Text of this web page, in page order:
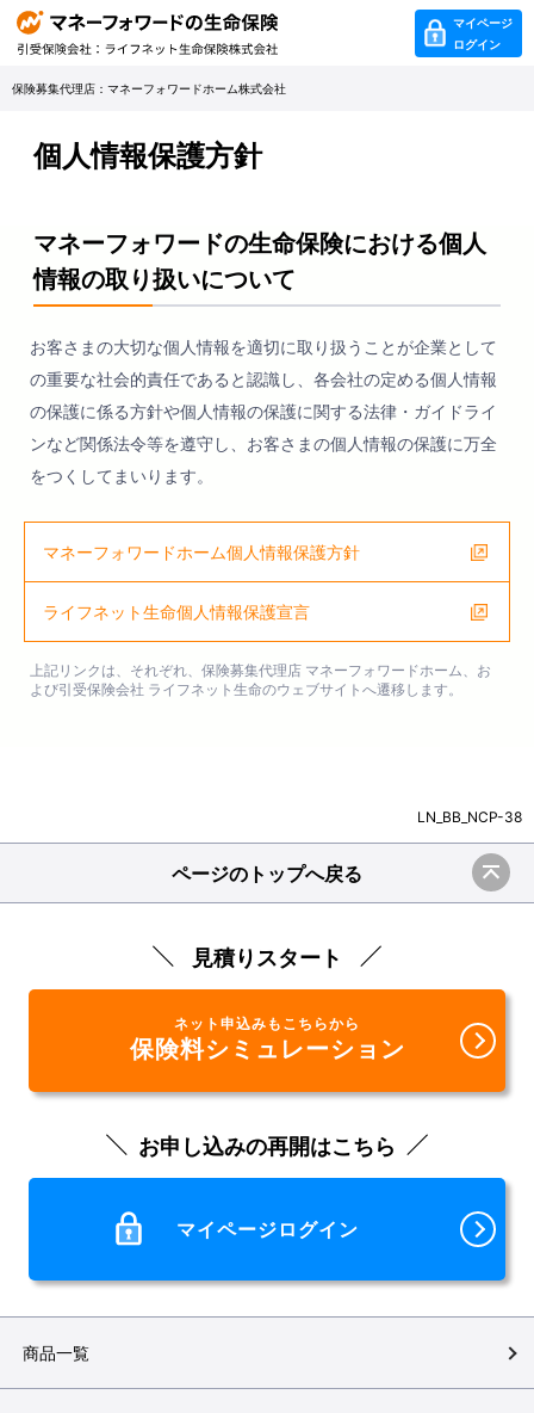
マイページ
ログイン
保険募集代理店：マネーフォワードホーム株式会社
個人情報保護方針
マネーフォワードの生命保険における個人
情報の取り扱いについて
お客さまの大切な個人情報を適切に取り扱うことが企業として
の重要な社会的責任であると認識し、各会社の定める個人情報
の保護に係る方針や個人情報の保護に関する法律・ガイドライ
ンなど関係法令等を遵守し、お客さまの個人情報の保護に万全
をつくしてまいります。
マネーフォワードホーム個人情報保護方針
ライフネット生命個人情報保護宣言
上記リンクは、それぞれ、保険募集代理店 マネーフォワードホーム、お
よび引受保険会社 ライフネット生命のウェブサイトへ遷移します。
LN_BB_NCP-38
見積りスタート
ネット申込みもこちらから
保険料シミュレーション
お申し込みの再開はこちら
マイページログイン
商品一覧
ページのトップへ戻る